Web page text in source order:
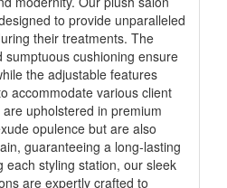
to provide unparalleled
their treatments. The
cushioning ensure
the adjustable features
accommodate various client
upholstered in premium
opulence but are also
guaranteeing a long-lasting
each styling station, our sleek
are expertly crafted to